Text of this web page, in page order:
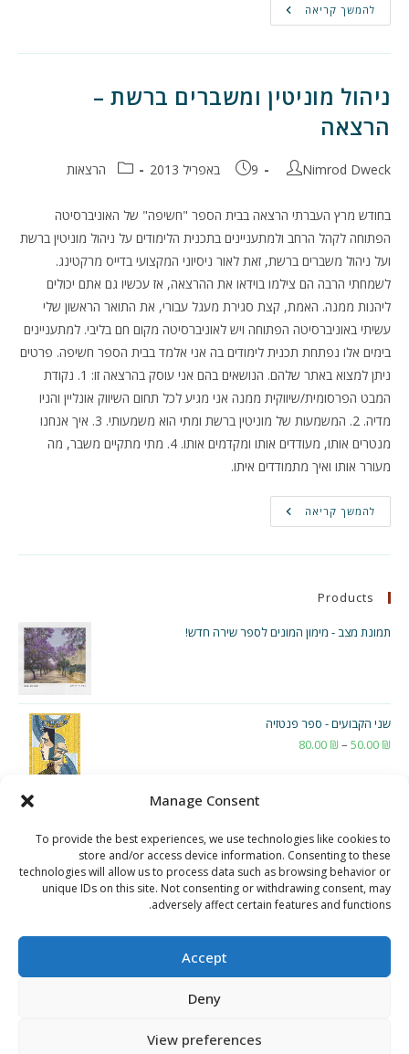
Manage Consent
To provide the best experiences, we use technologies like cookies to
store and/or access device information. Consenting to these
technologies will allow us to process data such as browsing behavior or
unique IDs on this site. Not consenting or withdrawing consent, may
adversely affect certain features and functions.
Accept
Deny
View preferences
להמשך קריאה בוחר
בקליק
של
ניהול מוניטין ומשברים ברשת –
הרצאה
מחבר:
Nimrod Dweck פורסם:
9 באפריל 2013 קטגוריה:הרצאות
בחודש מרץ העברתי הרצאה בבית הספר "חשיפה" של האוניברסיטה
הפתוחה לקהל הרחב ולמתעניינים בתכנית הלימודים על ניהול מוניטין ברשת
ועל ניהול משברים ברשת, זאת לאור ניסיוני המקצועי בדייס מרקטינג.
לשמחתי הרבה הם צילמו בוידאו את ההרצאה, אז עכשיו גם אתם יכולים
ליהנות ממנה. האמת, קצת סגירת מעגל עבורי, את התואר הראשון שלי
עשיתי באוניברסיטה הפתוחה ויש לאוניברסיטה מקום חם בליבי. למתעניינים
בימים אלו נפתחת תכנית לימודים בה אני אלמד בבית הספר חשיפה. פרטים
ניתן למצוא באתר שלהם. הנושאים בהם אני עוסק בהרצאה זו: 1. נקודת
המבט הפרסומית/שיווקית ממנה אני מגיע לכל תחום השיווק אונליין והניו
מדיה. 2. המשמעות של מוניטין ברשת ומתי הוא משמעותי. 3. איך אנחנו
מנטרים אותו, מעודדים אותו ומקדמים אותו. 4. מתי מתקיים משבר, מה
מעורר אותו ואיך מתמודדים איתו.
להמשך קריאה ניהול
מוניטין
Products
תמונת מצב - מימון המונים לספר שירה חדש!
שני הקבועים - ספר פנטזיה
50.00 ₪
–
80.00 ₪